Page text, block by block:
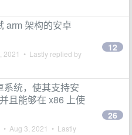
arm 架构的安卓
2021 • Lastly replied by
12
统，使其支持安
且能够在 x86 上使
• Aug 3, 2021 • Lastly
26